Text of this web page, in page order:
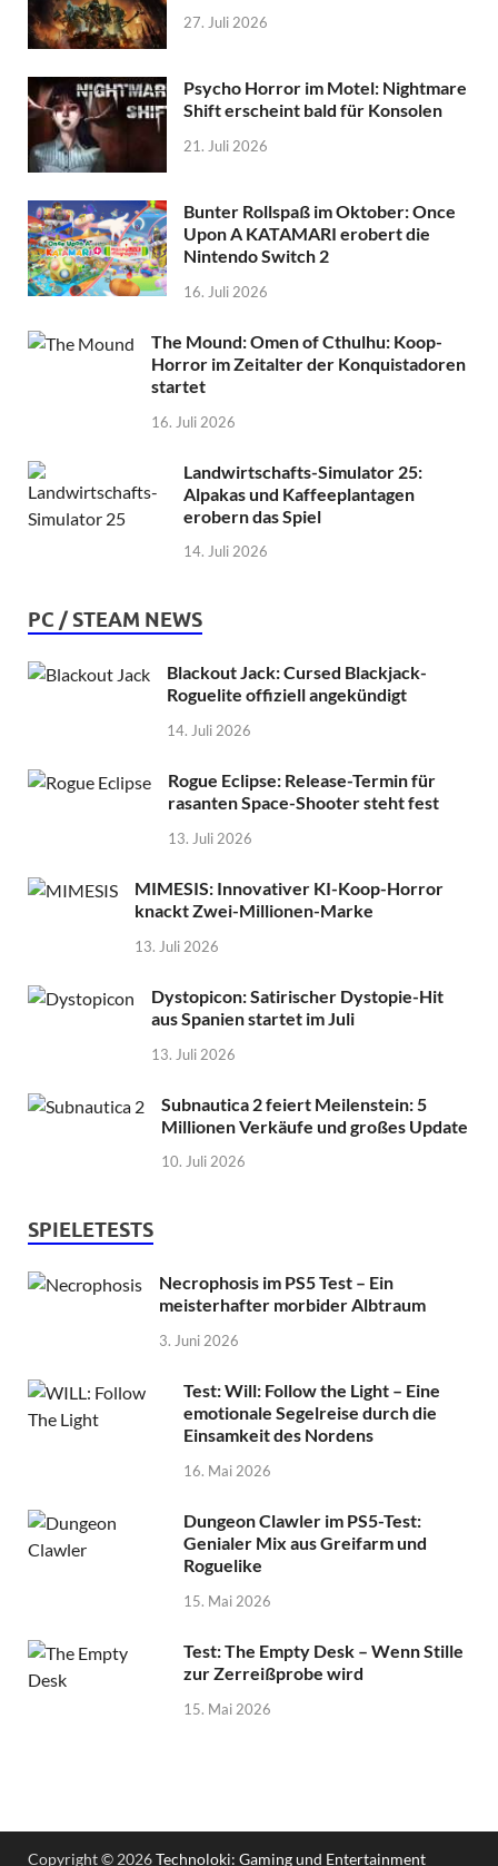
27. Juli 2026
Psycho Horror im Motel: Nightmare
Shift erscheint bald für Konsolen
21. Juli 2026
Bunter Rollspaß im Oktober: Once
Upon A KATAMARI erobert die
Nintendo Switch 2
16. Juli 2026
The Mound: Omen of Cthulhu: Koop-
Horror im Zeitalter der Konquistadoren
startet
16. Juli 2026
Landwirtschafts-Simulator 25:
Alpakas und Kaffeeplantagen
erobern das Spiel
14. Juli 2026
PC / STEAM NEWS
Blackout Jack: Cursed Blackjack-
Roguelite offiziell angekündigt
14. Juli 2026
Rogue Eclipse: Release-Termin für
rasanten Space-Shooter steht fest
13. Juli 2026
MIMESIS: Innovativer KI-Koop-Horror
knackt Zwei-Millionen-Marke
13. Juli 2026
Dystopicon: Satirischer Dystopie-Hit
aus Spanien startet im Juli
13. Juli 2026
Subnautica 2 feiert Meilenstein: 5
Millionen Verkäufe und großes Update
10. Juli 2026
SPIELETESTS
Necrophosis im PS5 Test – Ein
meisterhafter morbider Albtraum
3. Juni 2026
Test: Will: Follow the Light – Eine
emotionale Segelreise durch die
Einsamkeit des Nordens
16. Mai 2026
Dungeon Clawler im PS5-Test:
Genialer Mix aus Greifarm und
Roguelike
15. Mai 2026
Test: The Empty Desk – Wenn Stille
zur Zerreißprobe wird
15. Mai 2026
Copyright © 2026Technoloki: Gaming und Entertainment